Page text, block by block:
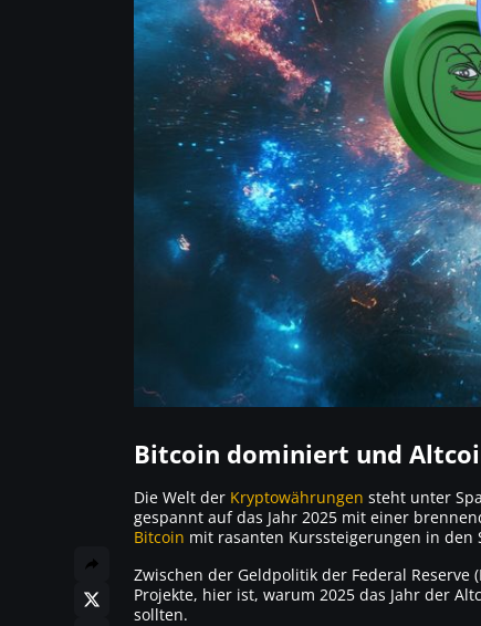
Bitcoin dominiert und
Die Welt der Kryptowährungen steht unter
gespannt auf das Jahr 2025 mit einer
Bitcoin mit rasanten Kurssteigerungen in
Zwischen der Geldpolitik der Federal Reserve
Projekte, hier ist, warum 2025 das Jahr der
sollten.